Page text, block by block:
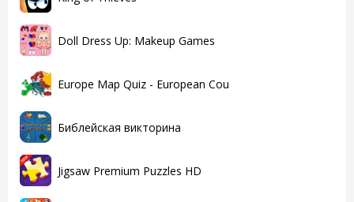
Doll Dress Up: Makeup Games
Europe Map Quiz - European Cou
Библейская викторина
Jigsaw Premium Puzzles HD